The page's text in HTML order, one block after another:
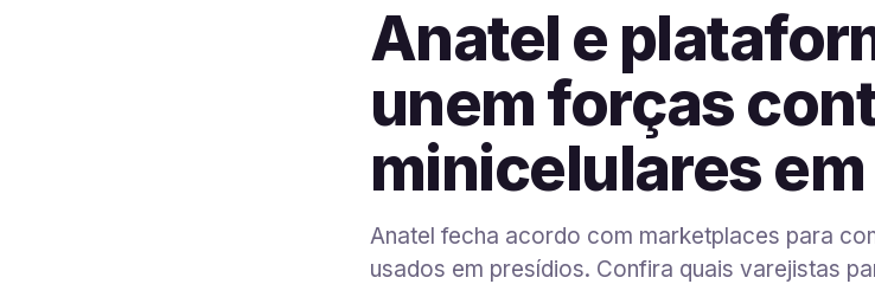
Anatel e
unem forças
minicelulares
Anatel fecha acordo com marketplaces para
usados em presídios. Confira quais varejistas